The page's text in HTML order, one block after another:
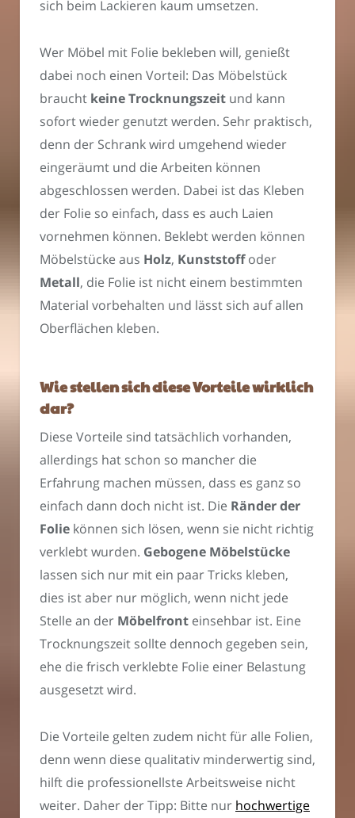
sich beim Lackieren kaum umsetzen.
Wer Möbel mit Folie bekleben will, genießt
dabei noch einen Vorteil: Das Möbelstück
braucht keine Trocknungszeit und kann
sofort wieder genutzt werden. Sehr praktisch,
denn der Schrank wird umgehend wieder
eingeräumt und die Arbeiten können
abgeschlossen werden. Dabei ist das Kleben
der Folie so einfach, dass es auch Laien
vornehmen können. Beklebt werden können
Möbelstücke aus Holz, Kunststoffoder
Metall, die Folie ist nicht einem bestimmten
Material vorbehalten und lässt sich auf allen
Oberflächen kleben.
Wie stellen sich diese Vorteile wirklich
dar?
Diese Vorteile sind tatsächlich vorhanden,
allerdings hat schon so mancher die
Erfahrung machen müssen, dass es ganz so
einfach dann doch nicht ist. Die Ränder der
Folie können sich lösen, wenn sie nicht richtig
verklebt wurden. Gebogene Möbelstücke
lassen sich nur mit ein paar Tricks kleben,
dies ist aber nur möglich, wenn nicht jede
Stelle an der Möbelfront einsehbar ist. Eine
Trocknungszeit sollte dennoch gegeben sein,
ehe die frisch verklebte Folie einer Belastung
ausgesetzt wird.
Die Vorteile gelten zudem nicht für alle Folien,
denn wenn diese qualitativ minderwertig sind,
hilft die professionellste Arbeitsweise nicht
weiter. Daher der Tipp: Bitte nur hochwertige